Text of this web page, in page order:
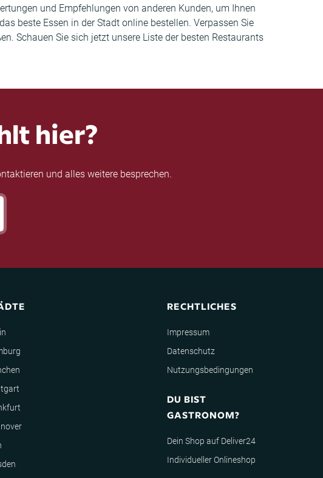
und Empfehlungen von anderen Kunden, um Ihnen
beste Essen in der Stadt online bestellen. Verpassen Sie
Schauen Sie sich jetzt unsere Liste der besten Restaurants
hier?
und alles weitere besprechen.
RECHTLICHES
Impressum
Datenschutz
Nutzungsbedingungen
DU BIST
GASTRONOM?
Dein Shop auf Deliver24
Individueller Onlineshop